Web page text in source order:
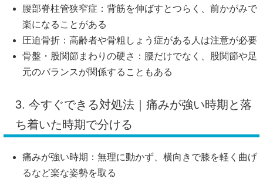
腰部脊柱管狭窄症：背筋を伸ばすとつらく、前かがみで
楽になることがある
圧迫骨折：高齢者や骨粗しょう症がある人は注意が必要
骨盤・股関節まわりの硬さ：腰だけでなく、股関節や足
元のバランスが関係することもある
3. 今すぐできる対処法｜痛みが強い時期と落
ち着いた時期で分ける
痛みが強い時期：無理に動かず、横向きで膝を軽く曲げ
るなど楽な姿勢を取る